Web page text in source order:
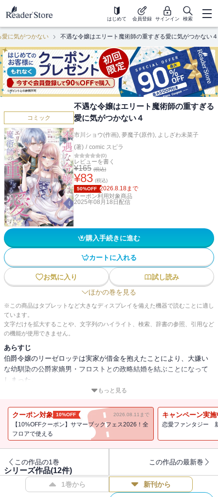
はじめて 会員登録 サインイン 検索
に気がつかない 不遇な令嬢はエリート魔術師の重すぎる愛に気がつかない４
コミック
不遇な令嬢はエリート魔術師の重すぎる
愛に気がつかない４
市川ショウ(作画), 夢魔子(原作), よしざわ未菜子
(著) / comic スピラ
(0)
レビューを書く
¥165 (税込)
¥83 (税込)
50%OFF 2026.8.18まで
クーポン利用対象商品
2025年08月18日 配信
購入手続きに進む
カートに入れる
お気に入り
試し読み
ほかの巻を見る
※この商品はタブレットなど大きなディスプレイを備えた機器で読むことに適し
ています。
文字だけを拡大することや、文字列のハイライト、検索、辞書の参照、引用など
の機能が使用できません。
あらすじ
伯爵令嬢のリーゼロッテは実家が借金を抱えたことにより、大嫌い
な幼馴染の公爵家嫡男・フロストとの政略結婚を結ぶことになって
しまった。
久しぶりのフロストとの再会―・・・、大人びた雰囲気を纏ってい
ーゼロッテに迫ってくる。耐えきれなくなったリーゼロッテはこれ
以上振り回されたくないと婚約解消と家出を決意。
そんなリーゼロッテは家出先の魔道具店で正体不明の青年・スノウ
「なぁ リーゼ お前は僕から逃げられない運命なんだよ」
幼馴染から逃げたい不遇令嬢と初恋を拗らせた執着令息の愛が重い
すれ違いラブロマンス
もっと見る
クーポン対象 10%OFF 2026.08.11まで
【10%OFFクーポン】サマーブックフェス2026！全
フロアで使える
キャンペーン実施
恋愛ファンタジー
この作品の1巻 この作品の最新巻
シリーズ作品(12件)
1巻から 新刊から